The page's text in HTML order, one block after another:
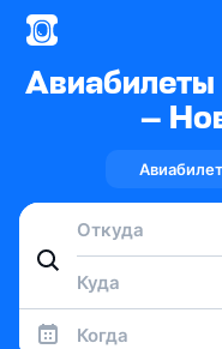
—
Когда